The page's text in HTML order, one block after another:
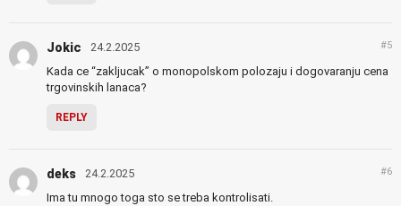
Jokic 24.2.2025 #5
Kada ce “zakljucak” o monopolskom polozaju i dogovaranju cena
trgovinskih lanaca?
REPLY
deks 24.2.2025 #6
Ima tu mnogo toga sto se treba kontrolisati.